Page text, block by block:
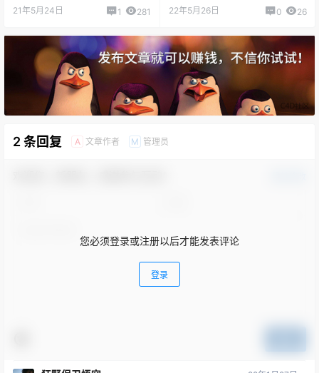
21年5月24日 1 281 22年5月26日 0 26
2 条回复 A 文章作者 M 管理员
您必须登录或注册以后才能发表评论
登录